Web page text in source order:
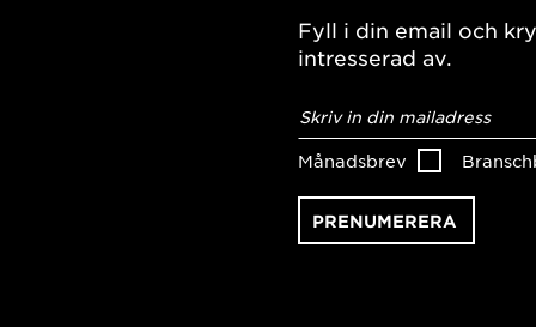
Fyll i din email och
intresserad av.
postadress*
Månadsbrev